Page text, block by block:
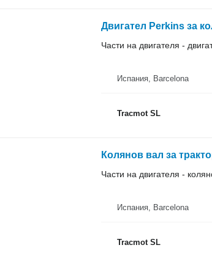
Двигател Perkins за
Части на двигателя -
Испания, Barcelona
Tracmot SL
Колянов вал за
Части на двигателя -
Испания, Barcelona
Tracmot SL